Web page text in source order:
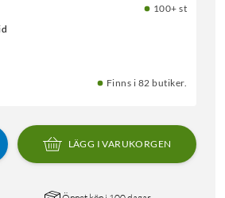
100+ st
Finns i 82 butiker.
LÄGG I VARUKORGEN